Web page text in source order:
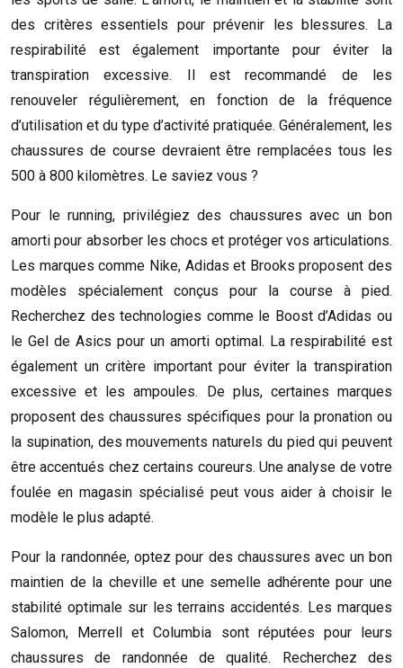
des critères essentiels pour prévenir les blessures. La
respirabilité est également importante pour éviter la
transpiration excessive. Il est recommandé de les
renouveler régulièrement, en fonction de la fréquence
d’utilisation et du type d’activité pratiquée. Généralement, les
chaussures de course devraient être remplacées tous les
500 à 800 kilomètres. Le saviez vous ?
Pour le running, privilégiez des chaussures avec un bon
amorti pour absorber les chocs et protéger vos articulations.
Les marques comme Nike, Adidas et Brooks proposent des
modèles spécialement conçus pour la course à pied.
Recherchez des technologies comme le Boost d’Adidas ou
le Gel de Asics pour un amorti optimal. La respirabilité est
également un critère important pour éviter la transpiration
excessive et les ampoules. De plus, certaines marques
proposent des chaussures spécifiques pour la pronation ou
la supination, des mouvements naturels du pied qui peuvent
être accentués chez certains coureurs. Une analyse de votre
foulée en magasin spécialisé peut vous aider à choisir le
modèle le plus adapté.
Pour la randonnée, optez pour des chaussures avec un bon
maintien de la cheville et une semelle adhérente pour une
stabilité optimale sur les terrains accidentés. Les marques
Salomon, Merrell et Columbia sont réputées pour leurs
chaussures de randonnée de qualité. Recherchez des